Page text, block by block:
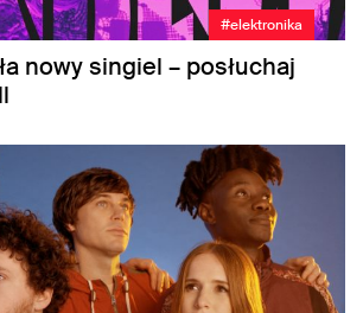
#elektronika
nowy singiel – posłuchaj